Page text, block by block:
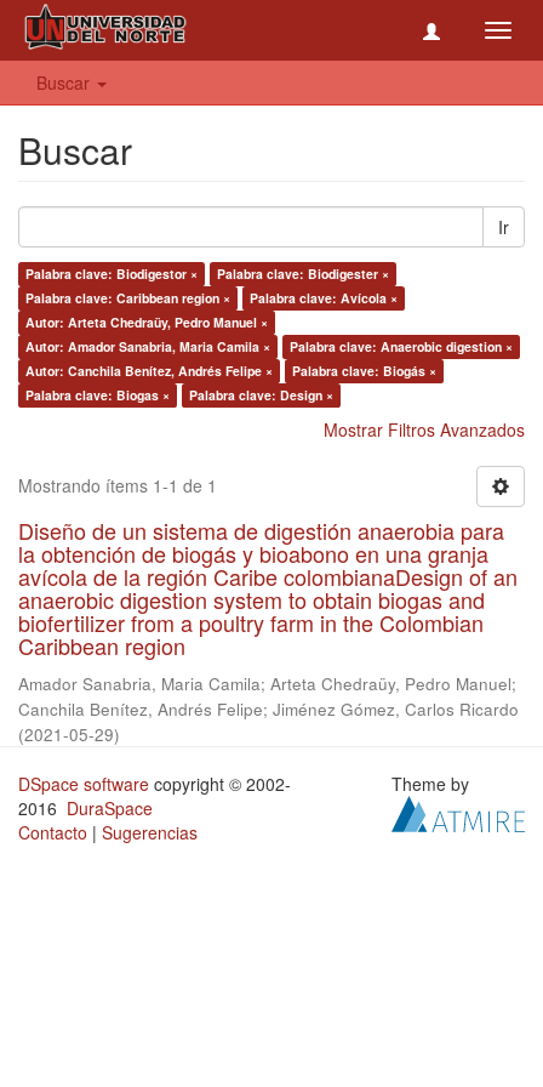
Buscar
Buscar
Ir
Palabra clave: Biodigestor ×
Palabra clave: Biodigester ×
Palabra clave: Caribbean region ×
Palabra clave: Avícola ×
Autor: Arteta Chedraüy, Pedro Manuel ×
Autor: Amador Sanabria, Maria Camila ×
Palabra clave: Anaerobic digestion ×
Autor: Canchila Benítez, Andrés Felipe ×
Palabra clave: Biogás ×
Palabra clave: Biogas ×
Palabra clave: Design ×
Mostrar Filtros Avanzados
Mostrando ítems 1-1 de 1
Diseño de un sistema de digestión anaerobia para
la obtención de biogás y bioabono en una granja
avícola de la región Caribe colombianaDesign of an
anaerobic digestion system to obtain biogas and
biofertilizer from a poultry farm in the Colombian
Caribbean region
Amador Sanabria, Maria Camila; Arteta Chedraüy, Pedro Manuel;
Canchila Benítez, Andrés Felipe; Jiménez Gómez, Carlos Ricardo
(2021-05-29)
DSpace software copyright © 2002-
2016 DuraSpace
Contacto | Sugerencias
Theme by